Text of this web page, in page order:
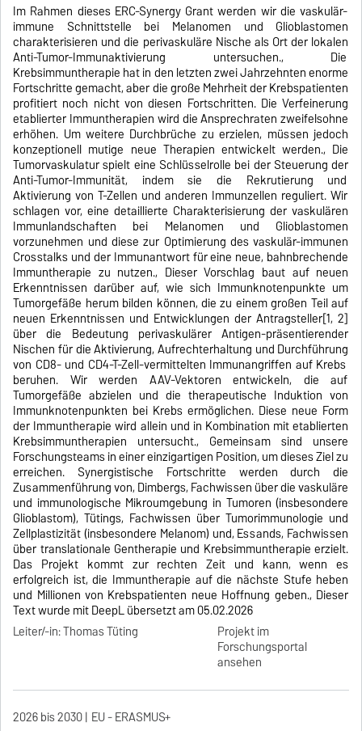
Im Rahmen dieses ERC-Synergy Grant werden wir die vaskulär-
immune Schnittstelle bei Melanomen und Glioblastomen
charakterisieren und die perivaskuläre Nische als Ort der lokalen
Anti-Tumor-Immunaktivierung untersuchen., Die
Krebsimmuntherapie hat in den letzten zwei Jahrzehnten enorme
Fortschritte gemacht, aber die große Mehrheit der Krebspatienten
profitiert noch nicht von diesen Fortschritten. Die Verfeinerung
etablierter Immuntherapien wird die Ansprechraten zweifelsohne
erhöhen. Um weitere Durchbrüche zu erzielen, müssen jedoch
konzeptionell mutige neue Therapien entwickelt werden., Die
Tumorvaskulatur spielt eine Schlüsselrolle bei der Steuerung der
Anti-Tumor-Immunität, indem sie die Rekrutierung und
Aktivierung von T-Zellen und anderen Immunzellen reguliert. Wir
schlagen vor, eine detaillierte Charakterisierung der vaskulären
Immunlandschaften bei Melanomen und Glioblastomen
vorzunehmen und diese zur Optimierung des vaskulär-immunen
Crosstalks und der Immunantwort für eine neue, bahnbrechende
Immuntherapie zu nutzen., Dieser Vorschlag baut auf neuen
Erkenntnissen darüber auf, wie sich Immunknotenpunkte um
Tumorgefäße herum bilden können, die zu einem großen Teil auf
neuen Erkenntnissen und Entwicklungen der Antragsteller[1, 2]
über die Bedeutung perivaskulärer Antigen-präsentierender
Nischen für die Aktivierung, Aufrechterhaltung und Durchführung
von CD8- und CD4-T-Zell-vermittelten Immunangriffen auf Krebs
beruhen. Wir werden AAV-Vektoren entwickeln, die auf
Tumorgefäße abzielen und die therapeutische Induktion von
Immunknotenpunkten bei Krebs ermöglichen. Diese neue Form
der Immuntherapie wird allein und in Kombination mit etablierten
Krebsimmuntherapien untersucht., Gemeinsam sind unsere
Forschungsteams in einer einzigartigen Position, um dieses Ziel zu
erreichen. Synergistische Fortschritte werden durch die
Zusammenführung von, Dimbergs, Fachwissen über die vaskuläre
und immunologische Mikroumgebung in Tumoren (insbesondere
Glioblastom), Tütings, Fachwissen über Tumorimmunologie und
Zellplastizität (insbesondere Melanom) und, Essands, Fachwissen
über translationale Gentherapie und Krebsimmuntherapie erzielt.
Das Projekt kommt zur rechten Zeit und kann, wenn es
erfolgreich ist, die Immuntherapie auf die nächste Stufe heben
und Millionen von Krebspatienten neue Hoffnung geben., Dieser
Text wurde mit DeepL übersetzt am 05.02.2026
Leiter/-in: Thomas Tüting
Projekt im
Forschungsportal
ansehen
2026 bis 2030 EU - ERASMUS+